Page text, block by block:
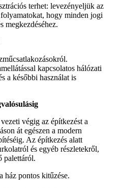
terhet: levezényeljük az
hogy minden jogi
megkezdéséhez.
kapcsolatos hálózati
a későbbi használat is
végig az építkezést a
át egészen a modern
Az építkezés alatt
és egyéb részletekről,
palettáról.
ház pontos kitűzése.